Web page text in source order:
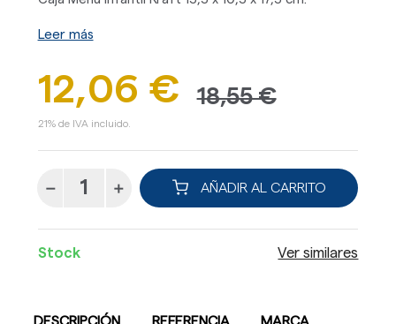
Leer más
12,06 € 18,55 €
21% de IVA incluido.
AÑADIR AL CARRITO
Stock Ver similares
DESCRIPCIÓN REFERENCIA MARCA